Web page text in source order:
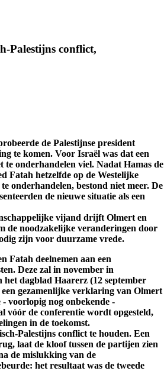
Palestijns conflict,
de Palestijnse president
te komen. Voor Israël was dat een
te onderhandelen viel. Nadat Hamas de
Fatah hetzelfde op de Westelijke
onderhandelen, bestond niet meer. De
de nieuwe situatie als een
vijand drijft Olmert en
de noodzakelijke veranderingen door
zijn voor duurzame vrede.
Fatah deelnemen aan een
Deze zal in november in
dagblad Haarerz (12 september
gezamenlijke verklaring van Olmert
voorlopig nog onbekende -
vóór de conferentie wordt opgesteld,
in de toekomst.
Palestijns conflict te houden. Een
laat de kloof tussen de partijen zien
de mislukking van de
het resultaat was de tweede